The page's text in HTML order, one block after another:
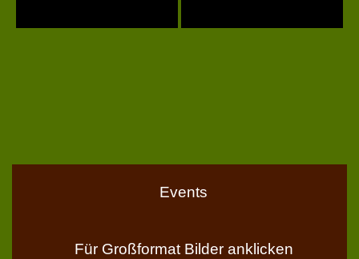
Events
Für Großformat Bilder anklicken